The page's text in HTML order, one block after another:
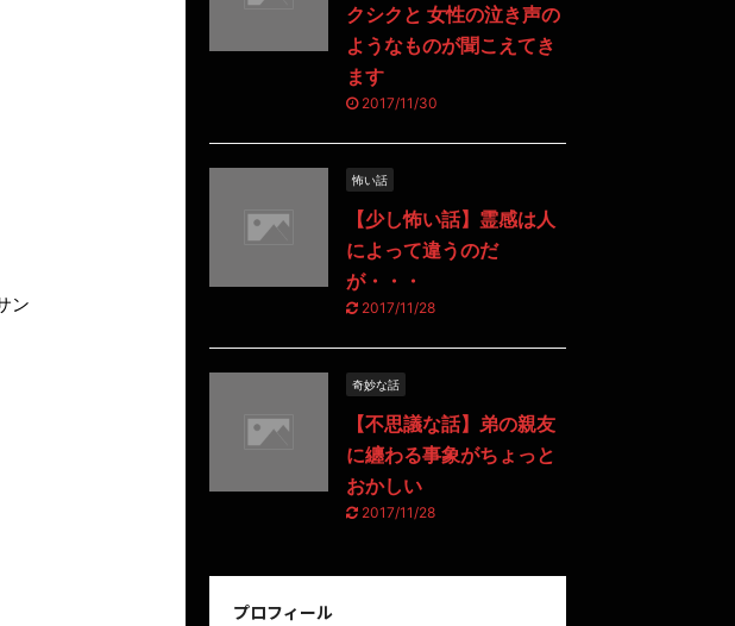
ン
クシクと 女性の泣き声の
ようなものが聞こえてき
ます
2017/11/30
怖い話
【少し怖い話】霊感は人
によって違うのだ
が・・・
2017/11/28
奇妙な話
【不思議な話】弟の親友
に纏わる事象がちょっと
おかしい
2017/11/28
プロフィール